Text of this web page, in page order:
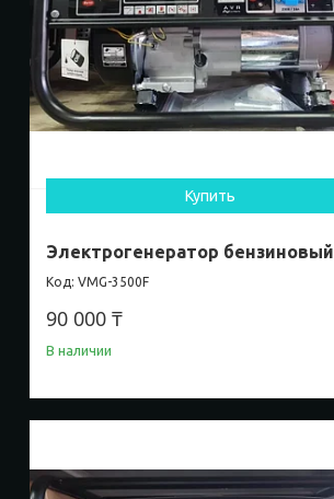
Купить
Электрогенератор бензиновый
VMG-3500F
90 000 ₸
В наличии